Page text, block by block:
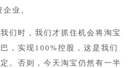
业。
们时，我们才抓住机会将淘宝
，实现100%控股，这是我们
。否则，今天淘宝仍然有一半